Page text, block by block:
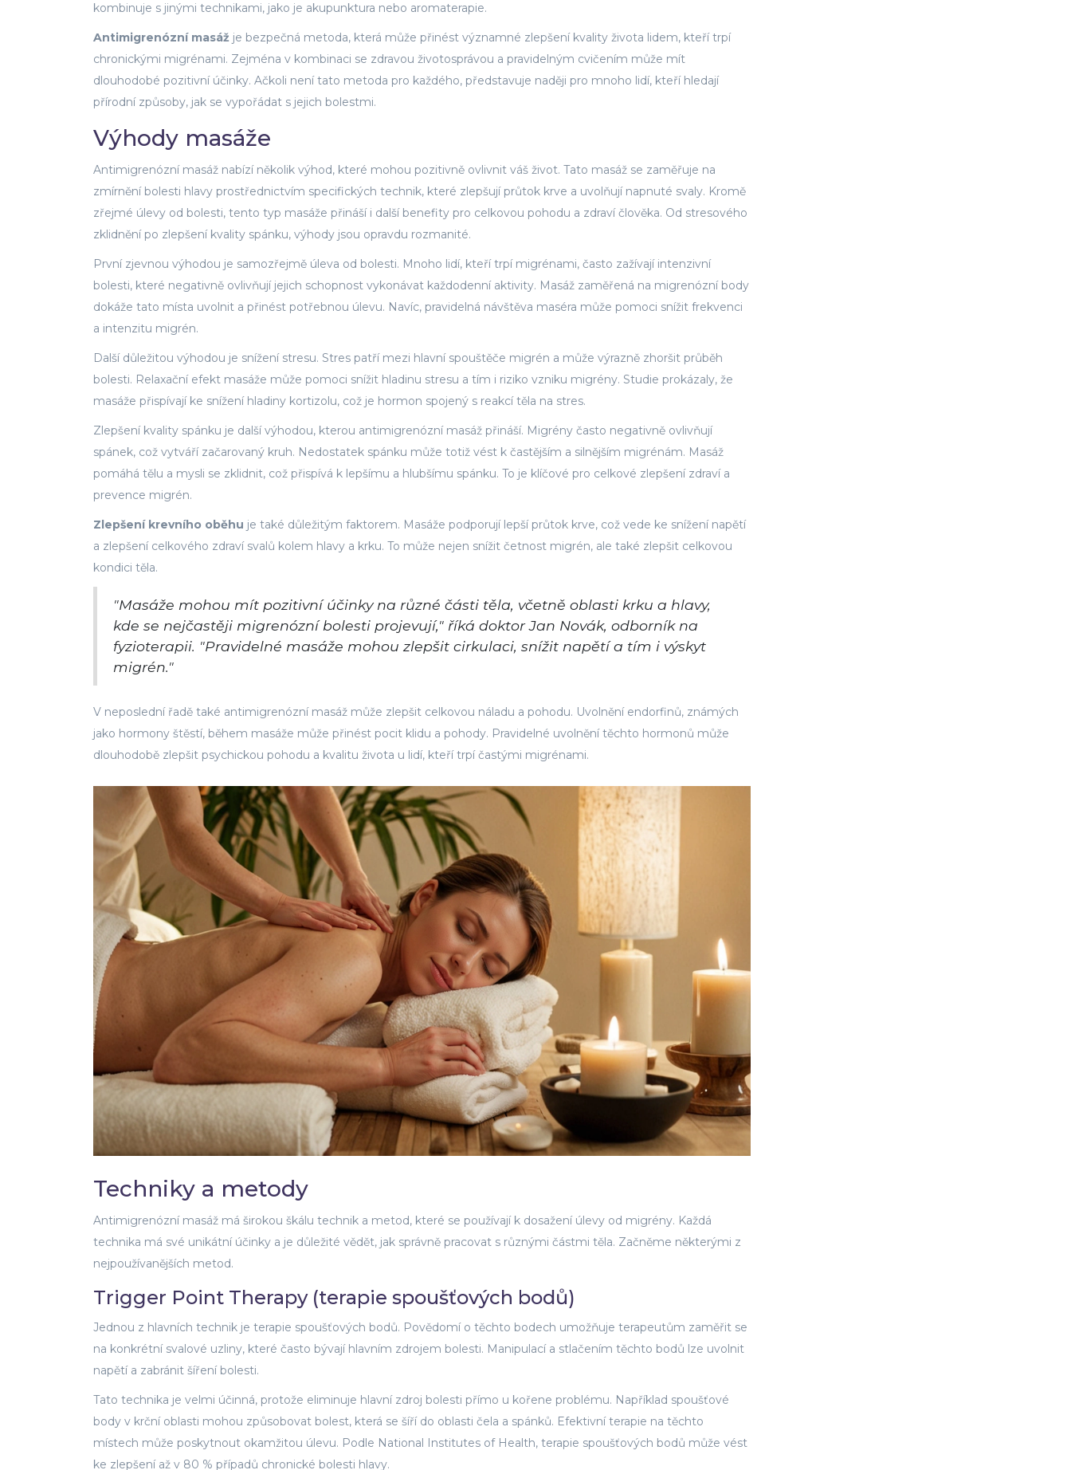
kombinuje s jinými technikami, jako je akupunktura nebo aromaterapie.
Antimigrenózní masáž je bezpečná metoda, která může přinést významné zlepšení kvality života lidem, kteří trpí
chronickými migrénami. Zejména v kombinaci se zdravou životosprávou a pravidelným cvičením může mít
dlouhodobé pozitivní účinky. Ačkoli není tato metoda pro každého, představuje naději pro mnoho lidí, kteří hledají
přírodní způsoby, jak se vypořádat s jejich bolestmi.
Výhody masáže
Antimigrenózní masáž nabízí několik výhod, které mohou pozitivně ovlivnit váš život. Tato masáž se zaměřuje na
zmírnění bolesti hlavy prostřednictvím specifických technik, které zlepšují průtok krve a uvolňují napnuté svaly. Kromě
zřejmé úlevy od bolesti, tento typ masáže přináší i další benefity pro celkovou pohodu a zdraví člověka. Od stresového
zklidnění po zlepšení kvality spánku, výhody jsou opravdu rozmanité.
První zjevnou výhodou je samozřejmě úleva od bolesti. Mnoho lidí, kteří trpí migrénami, často zažívají intenzivní
bolesti, které negativně ovlivňují jejich schopnost vykonávat každodenní aktivity. Masáž zaměřená na migrenózní body
dokáže tato místa uvolnit a přinést potřebnou úlevu. Navíc, pravidelná návštěva maséra může pomoci snížit frekvenci
a intenzitu migrén.
Další důležitou výhodou je snížení stresu. Stres patří mezi hlavní spouštěče migrén a může výrazně zhoršit průběh
bolesti. Relaxační efekt masáže může pomoci snížit hladinu stresu a tím i riziko vzniku migrény. Studie prokázaly, že
masáže přispívají ke snížení hladiny kortizolu, což je hormon spojený s reakcí těla na stres.
Zlepšení kvality spánku je další výhodou, kterou antimigrenózní masáž přináší. Migrény často negativně ovlivňují
spánek, což vytváří začarovaný kruh. Nedostatek spánku může totiž vést k častějším a silnějším migrénám. Masáž
pomáhá tělu a mysli se zklidnit, což přispívá k lepšímu a hlubšímu spánku. To je klíčové pro celkové zlepšení zdraví a
prevence migrén.
Zlepšení krevního oběhu je také důležitým faktorem. Masáže podporují lepší průtok krve, což vede ke snížení napětí
a zlepšení celkového zdraví svalů kolem hlavy a krku. To může nejen snížit četnost migrén, ale také zlepšit celkovou
kondici těla.
"Masáže mohou mít pozitivní účinky na různé části těla, včetně oblasti krku a hlavy,
kde se nejčastěji migrenózní bolesti projevují," říká doktor Jan Novák, odborník na
fyzioterapii. "Pravidelné masáže mohou zlepšit cirkulaci, snížit napětí a tím i výskyt
migrén."
V neposlední řadě také antimigrenózní masáž může zlepšit celkovou náladu a pohodu. Uvolnění endorfinů, známých
jako hormony štěstí, během masáže může přinést pocit klidu a pohody. Pravidelné uvolnění těchto hormonů může
dlouhodobě zlepšit psychickou pohodu a kvalitu života u lidí, kteří trpí častými migrénami.
Techniky a metody
Antimigrenózní masáž má širokou škálu technik a metod, které se používají k dosažení úlevy od migrény. Každá
technika má své unikátní účinky a je důležité vědět, jak správně pracovat s různými částmi těla. Začněme některými z
nejpoužívanějších metod.
Trigger Point Therapy (terapie spoušťových bodů)
Jednou z hlavních technik je terapie spoušťových bodů. Povědomí o těchto bodech umožňuje terapeutům zaměřit se
na konkrétní svalové uzliny, které často bývají hlavním zdrojem bolesti. Manipulací a stlačením těchto bodů lze uvolnit
napětí a zabránit šíření bolesti.
Tato technika je velmi účinná, protože eliminuje hlavní zdroj bolesti přímo u kořene problému. Například spoušťové
body v krční oblasti mohou způsobovat bolest, která se šíří do oblasti čela a spánků. Efektivní terapie na těchto
místech může poskytnout okamžitou úlevu. Podle National Institutes of Health, terapie spoušťových bodů může vést
ke zlepšení až v 80 % případů chronické bolesti hlavy.